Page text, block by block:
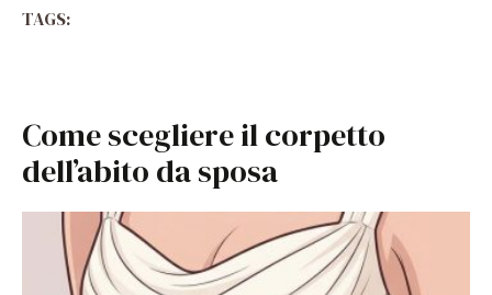
TAGS:
Come scegliere il corpetto
dell’abito da sposa